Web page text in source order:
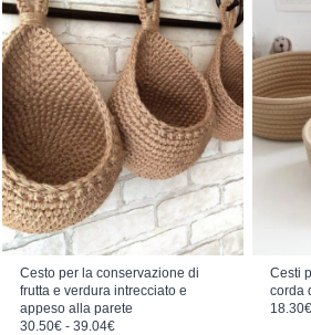
Cesto per la conservazione di
frutta e verdura intrecciato e
appeso alla parete
30.50€ - 39.04€Fascia di prezzo: da 30.50€ a 39.04€
Cesti
corda
18.30€